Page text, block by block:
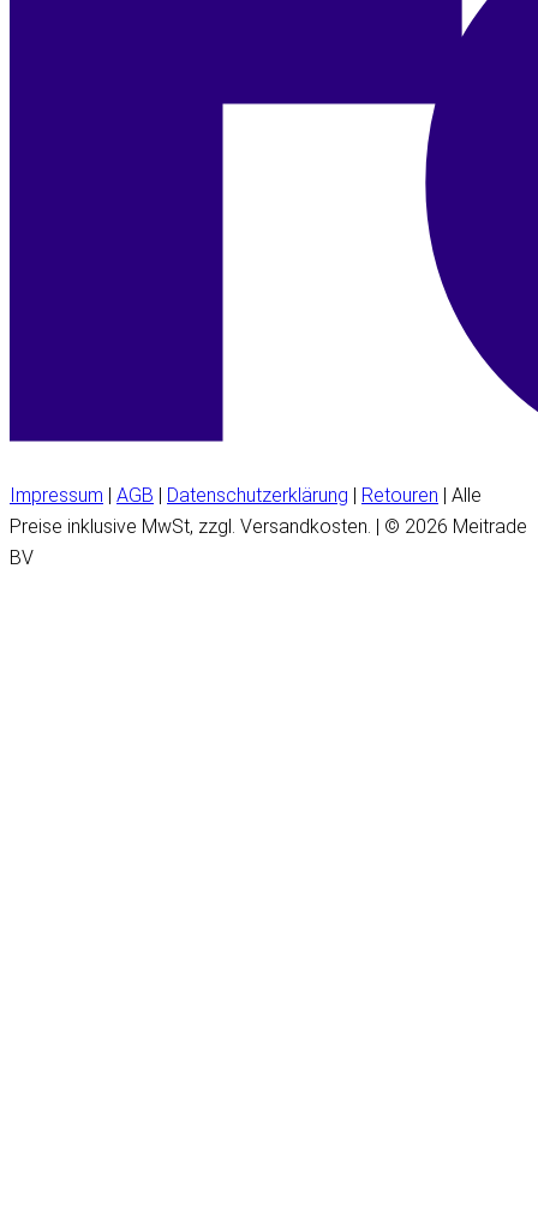
Impressum AGB Datenschutzerklärung Retouren | Alle
Preise inklusive MwSt, zzgl. Versandkosten. | © 2026 Meitrade
BV